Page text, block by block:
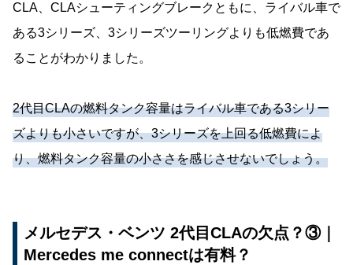
CLA、CLAシューティングブレークともに、ライバル車で
ある3シリーズ、3シリーズツーリングよりも低燃費であ
ることがわかりました。
2代目CLAの燃料タンク容量はライバル車である3シリー
ズよりも小さいですが、3シリーズを上回る低燃費によ
り、燃料タンク容量の小ささを感じさせないでしょう。
メルセデス・ベンツ 2代目CLAの欠点？③｜
Mercedes me connectは有料？